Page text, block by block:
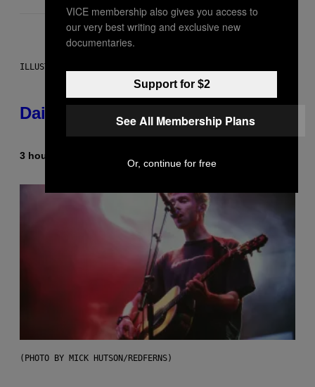
ILLUSTRATION BY REESA.
Daily Horoscope: August 6, 2026
3 hours ago
(PHOTO BY MICK HUTSON/REDFERNS)
VICE membership also gives you access to
our very best writing and exclusive new
documentaries.
Support for $2
See All Membership Plans
Or, continue for free